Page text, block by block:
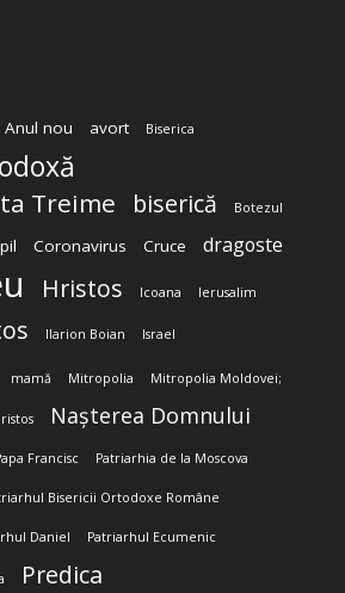
Anul nou avort Biserica
Treime biserică Botezul
Coronavirus Cruce dragoste
Hristos Icoana Ierusalim
Ilarion Boian Israel
mamă Mitropolia Mitropolia Moldovei;
Nașterea Domnului
Francisc Patriarhia de la Moscova
Bisericii Ortodoxe Române
Daniel Patriarhul Ecumenic
Predica